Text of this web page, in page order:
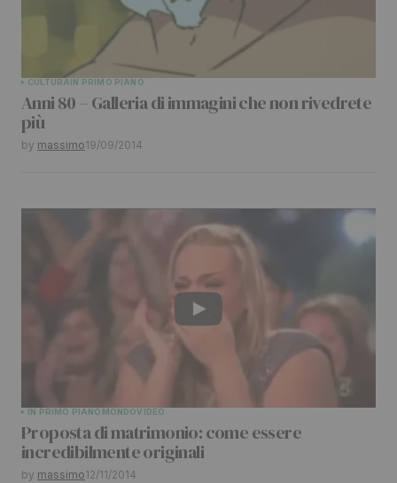
Your Name
CULTURAIN PRIMO PIANO
Anni 80 – Galleria di immagini che non rivedrete
più
by massimo19/09/2014
IN PRIMO PIANO MONDOVIDEO
Proposta di matrimonio: come essere
incredibilmente originali
by massimo12/11/2014